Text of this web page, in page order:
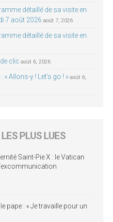
détaillé de sa visite en
7 août 2026 août 7, 2026
détaillé de sa visite en
clic août 6, 2026
Allons-y ! Let’s go ! » août 6,
PLUS LUES
Saint-Pie X : le Vatican
pape : « Je travaille pour un